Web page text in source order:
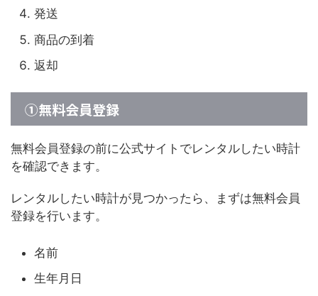
発送
商品の到着
返却
①無料会員登録
無料会員登録の前に公式サイトでレンタルしたい時計
を確認できます。
レンタルしたい時計が見つかったら、まずは無料会員
登録を行います。
名前
生年月日